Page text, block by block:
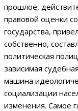
прошлое,
правовой оценки
государства,
собственно,
политическая
зависимая
машина
социализации
изменения. Самое